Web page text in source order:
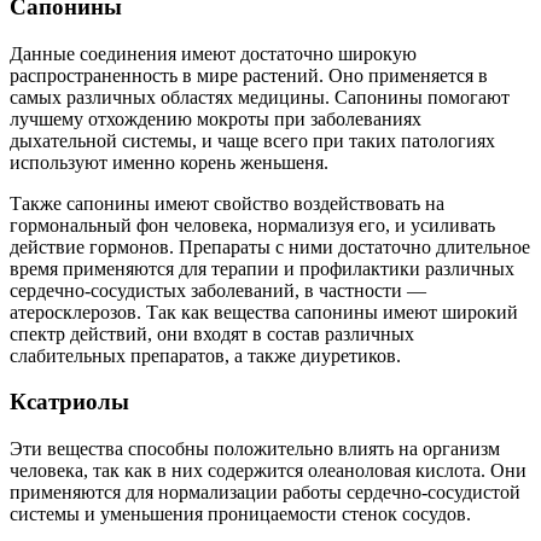
Сапонины
Данные соединения имеют достаточно широкую
распространенность в мире растений. Оно применяется в
самых различных областях медицины. Сапонины помогают
лучшему отхождению мокроты при заболеваниях
дыхательной системы, и чаще всего при таких патологиях
используют именно корень женьшеня.
Также сапонины имеют свойство воздействовать на
гормональный фон человека, нормализуя его, и усиливать
действие гормонов. Препараты с ними достаточно длительное
время применяются для терапии и профилактики различных
сердечно-сосудистых заболеваний, в частности —
атеросклерозов. Так как вещества сапонины имеют широкий
спектр действий, они входят в состав различных
слабительных препаратов, а также диуретиков.
Ксатриолы
Эти вещества способны положительно влиять на организм
человека, так как в них содержится олеаноловая кислота. Они
применяются для нормализации работы сердечно-сосудистой
системы и уменьшения проницаемости стенок сосудов.